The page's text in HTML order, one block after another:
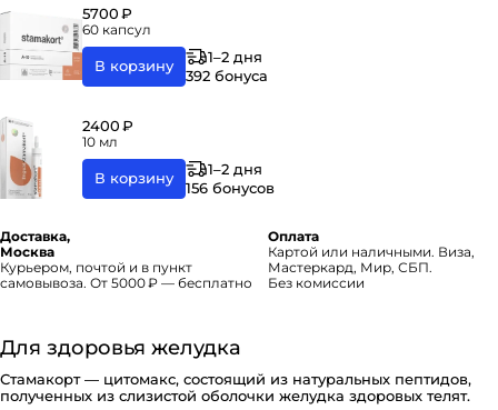
5700 ₽
60 капсул
В корзину
1–2 дня
392 бонуса
2400 ₽
10 мл
В корзину
1–2 дня
156 бонусов
Доставка,
Москва
Курьером, почтой и в пункт
самовывоза. От 5000 ₽ — бесплатно
Оплата
Картой или наличными. Виза,
Мастеркард, Мир, СБП.
Без комиссии
Для здоровья желудка
Стамакорт — цитомакс, состоящий из натуральных пептидов,
полученных из слизистой оболочки желудка здоровых телят.